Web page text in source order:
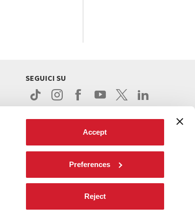
Accept
Preferences
Reject
SEGUICI SU